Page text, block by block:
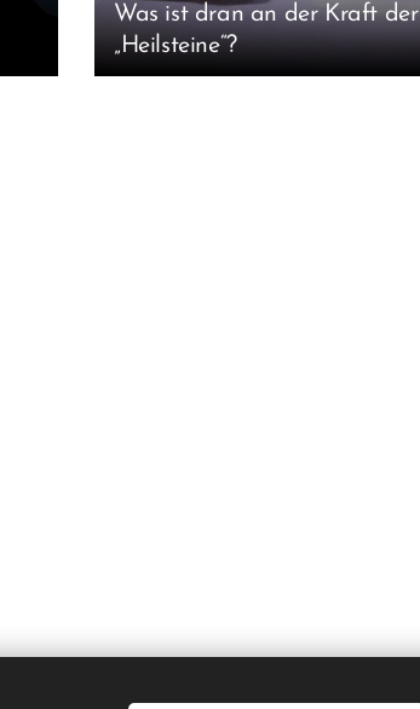
Was ist dran an der Kraft der
„Heilsteine“?